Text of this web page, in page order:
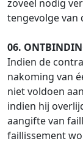
zoveel nodig
tengevolge van
06.
Indien de
nakoming van
niet voldoen
indien hij
aangifte van
faillissement